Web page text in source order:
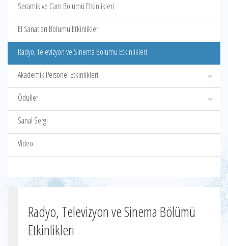
Seramik ve Cam Bölümü Etkinlikleri
El Sanatları Bölümü Etkinlikleri
Radyo, Televizyon ve Sinema Bölümü Etkinlikleri
Akademik Personel Etkinlikleri
Ödüller
Sanal Sergi
Video
Radyo, Televizyon ve Sinema Bölümü
Etkinlikleri